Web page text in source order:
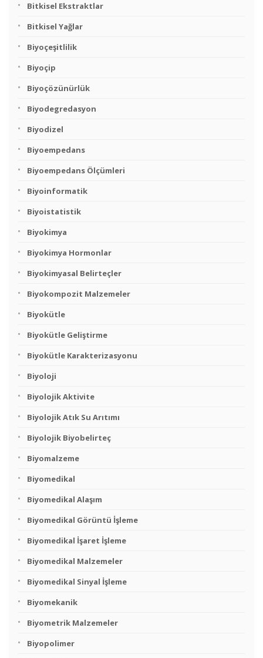
Bitkisel Ekstraktlar
Bitkisel Yağlar
Biyoçeşitlilik
Biyoçip
Biyoçözünürlük
Biyodegredasyon
Biyodizel
Biyoempedans
Biyoempedans Ölçümleri
Biyoinformatik
Biyoistatistik
Biyokimya
Biyokimya Hormonlar
Biyokimyasal Belirteçler
Biyokompozit Malzemeler
Biyokütle
Biyokütle Geliştirme
Biyokütle Karakterizasyonu
Biyoloji
Biyolojik Aktivite
Biyolojik Atık Su Arıtımı
Biyolojik Biyobelirteç
Biyomalzeme
Biyomedikal
Biyomedikal Alaşım
Biyomedikal Görüntü İşleme
Biyomedikal İşaret İşleme
Biyomedikal Malzemeler
Biyomedikal Sinyal İşleme
Biyomekanik
Biyometrik Malzemeler
Biyopolimer